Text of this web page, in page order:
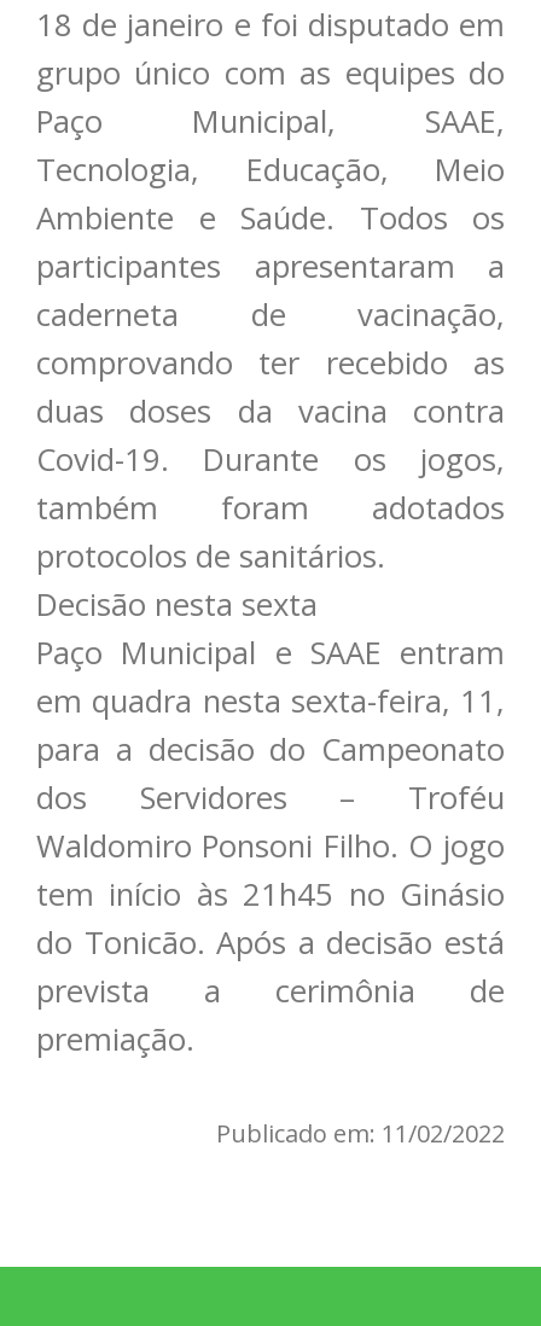
18 de janeiro e foi disputado em
grupo único com as equipes do
Paço Municipal, SAAE,
Tecnologia, Educação, Meio
Ambiente e Saúde. Todos os
participantes apresentaram a
caderneta de vacinação,
comprovando ter recebido as
duas doses da vacina contra
Covid-19. Durante os jogos,
também foram adotados
protocolos de sanitários.
Decisão nesta sexta
Paço Municipal e SAAE entram
em quadra nesta sexta-feira, 11,
para a decisão do Campeonato
dos Servidores – Troféu
Waldomiro Ponsoni Filho. O jogo
tem início às 21h45 no Ginásio
do Tonicão. Após a decisão está
prevista a cerimônia de
premiação.
Publicado em: 11/02/2022